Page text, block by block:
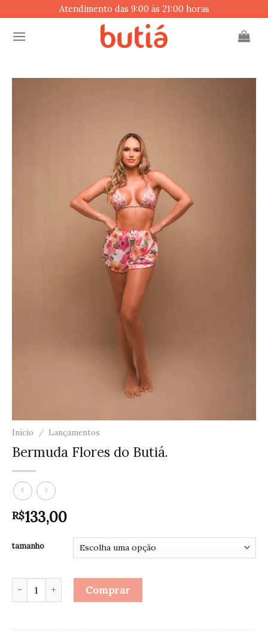
to
content
Atendimento das 9:00 às 21:00 horas
Início / Lançamentos
Bermuda Flores do Butiá.
R$133,00
tamanho
Bermuda Flores do Butiá. quantidade
Comprar